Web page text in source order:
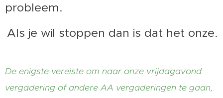
probleem.
Als je wil stoppen dan is dat het onze.
De enigste vereiste om naar onze vrijdagavond
vergadering of andere AA vergaderingen te gaan,